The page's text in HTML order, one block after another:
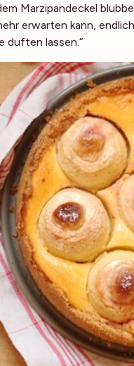
Marzipandeckel
erwarten kann,
duften lassen.“